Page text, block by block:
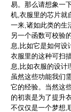
易。那么请想象一
机,衣服里的芯片就
一来,诸如此类的生
另一个函数可校验
息,比如它是如何设
衣服里的这种可扫
息,比如衣服的设计
虽然这些功能我们
它的经验。当然这
的初衷是为了提升
不仅仅是一个梦想,